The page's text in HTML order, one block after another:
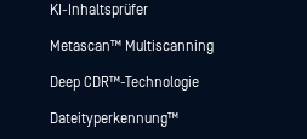
KI-Inhaltsprüfer
Metascan™ Multiscanning
Deep CDR™-Technologie
Dateityperkennung™